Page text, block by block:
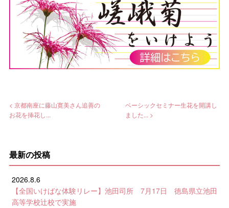
< 京都南座に藤山寛美さん追善の
お花を挿花し...
ベーシックセミナー生花を開講し
ました... >
最新の投稿
2026.8.6
【全国いけばな体験リレー】池田司所 7月17日 徳島県立池田
高等学校辻校で実施